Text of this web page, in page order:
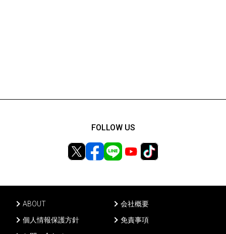
ABOUT
会社概要
個人情報保護方針
免責事項
FOLLOW US